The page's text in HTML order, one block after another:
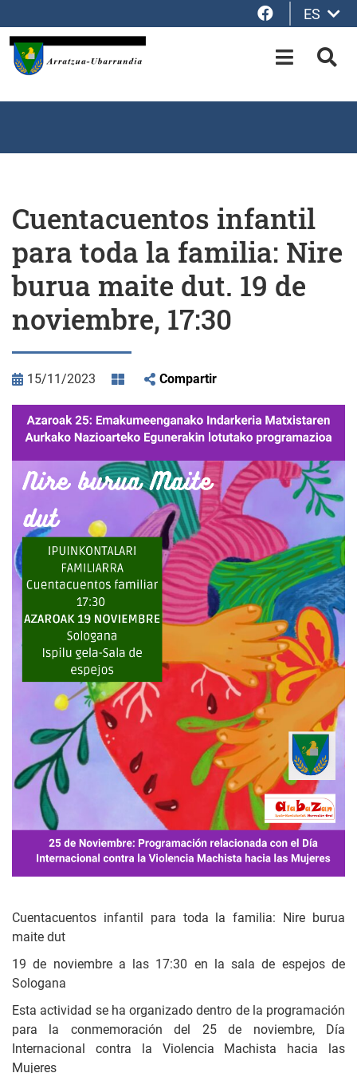
Facebook
ES
OPEN-
Cuentacuentos infantil
para toda la familia: Nire
burua maite dut. 19 de
noviembre, 17:30
15/11/2023 Compartir
Cuentacuentos infantil para toda la familia: Nire burua
maite dut
19 de noviembre a las 17:30 en la sala de espejos de
Sologana
Esta actividad se ha organizado dentro de la programación
para la conmemoración del 25 de noviembre, Día
Internacional contra la Violencia Machista hacia las
Mujeres